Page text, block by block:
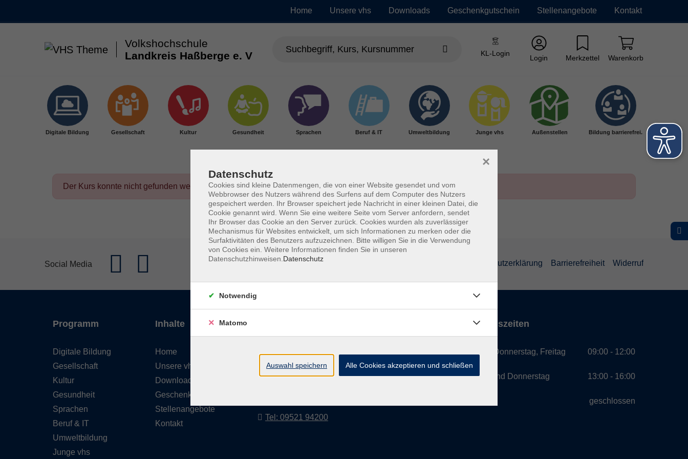
Home Unsere vhs Downloads Geschenkgutschein Stellenangebote Kontakt
Volkshochschule
Landkreis Haßberge e. V
KL-Login
Login Merkzettel Warenkorb
Digitale Bildung Gesellschaft Kultur Gesundheit Sprachen Beruf & IT Umweltbildung Junge vhs Außenstellen Bildung barrierefrei.
Der Kurs konnte nicht gefunden werden.
Social Media Datenschutzerklärung Barrierefreiheit Widerruf
Programm
Digitale Bildung
Gesellschaft
Kultur
Gesundheit
Sprachen
Beruf & IT
Umweltbildung
Junge vhs
Inhalte
Home
Unsere vhs
Downloads
Geschenkgutschein
Stellenangebote
Kontakt
Hofheimer Str. 20
97437 Haßfurt
Tel: 09521 94200
Öffnungszeiten
Montag, Donnerstag, Freitag
Montag und Donnerstag
09:00 - 12:00
13:00 - 16:00
geschlossen
Datenschutz
Cookies sind kleine Datenmengen, die von einer Website gesendet und vom
Webbrowser des Nutzers während des Surfens auf dem Computer des Nutzers
gespeichert werden. Ihr Browser speichert jede Nachricht in einer kleinen Datei, die
Cookie genannt wird. Wenn Sie eine weitere Seite vom Server anfordern, sendet
Ihr Browser das Cookie an den Server zurück. Cookies wurden als zuverlässiger
Mechanismus für Websites entwickelt, um sich Informationen zu merken oder die
Surfaktivitäten des Benutzers aufzuzeichnen. Bitte willigen Sie in die Verwendung
von Cookies ein. Weitere Informationen finden Sie in unseren
Datenschutzhinweisen. Datenschutz
×
Notwendig
Matomo
Auswahl speichern Alle Cookies akzeptieren und schließen